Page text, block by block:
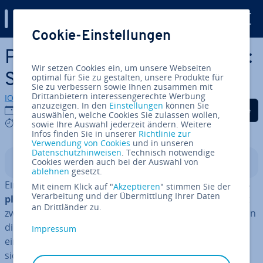
Zum Haupt­in­halt springen
Proxmox-File­ser­ver erstellen:
So funk­tio­niert’s!
IONOS Redaktion
10.11.2025
8 mins
Auf Facebook teilen
Auf Twitter teilen
Auf LinkedIn
In­halts­ver­zeich­nis
Ein Proxmox-File­ser­ver dient dazu,zentralen Spei­cher­
platz im Netzwerk be­reit­zu­stel­lenund Daten effizient
zwischen ver­schie­de­nen Geräten oder Usern zu teilen. In
dieser Anleitung erfahren Sie, wie Sie mit Proxmox VE
einen solchen File­ser­ver ein­rich­ten. Ziel ist es, eine
sichere, per­for­man­te und war­tungs­freund­li­che Lösung
Cookie-Einstellungen
Wir setzen Cookies ein, um unsere Webseiten
optimal für Sie zu gestalten, unsere Produkte für
Sie zu verbessern sowie Ihnen zusammen mit
Drittanbietern interessengerechte Werbung
anzuzeigen. In den Einstellungen können Sie
auswählen, welche Cookies Sie zulassen wollen,
sowie Ihre Auswahl jederzeit ändern. Weitere
Infos finden Sie in unserer Richtlinie zur
Verwendung von Cookies und in unseren
Datenschutzhinweisen. Technisch notwendige
Cookies werden auch bei der Auswahl von
ablehnen gesetzt.
Mit einem Klick auf "Akzeptieren" stimmen Sie der
Verarbeitung und der Übermittlung Ihrer Daten
an Drittländer zu.
Impressum